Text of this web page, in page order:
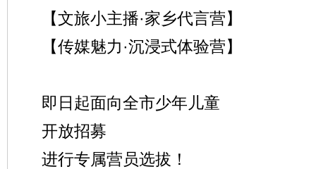
【文旅小主播·家乡代言营】
【传媒魅力·沉浸式体验营】
即日起面向全市少年儿童
开放招募
进行专属营员选拔！